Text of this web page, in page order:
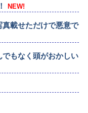
NEW!
真載せただけで悪意で
でもなく頭がおかしい